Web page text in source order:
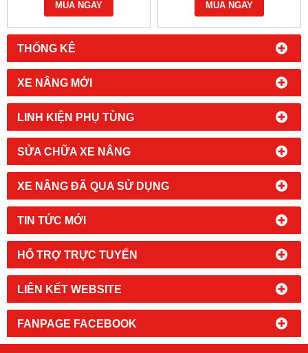
THỐNG KÊ
XE NÂNG MỚI
LINH KIỆN PHỤ TÙNG
SỬA CHỮA XE NÂNG
XE NÂNG ĐÃ QUA SỬ DỤNG
TIN TỨC MỚI
HỔ TRỢ TRỰC TUYẾN
LIÊN KẾT WEBSITE
FANPAGE FACEBOOK
MUA NGAY MUA NGAY